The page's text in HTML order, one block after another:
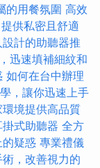
的用餐氛圍 高效
供私密且舒適
計的助聽器推
迅速填補細紋和
如何在台中辦理
，讓你迅速上手
境提供高品質
式助聽器 全方
疑惑 專業禮儀
，改善視力的